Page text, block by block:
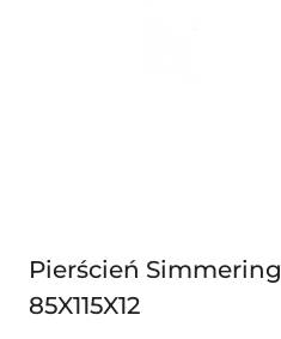
Pierścień Simmering,
85X115X12